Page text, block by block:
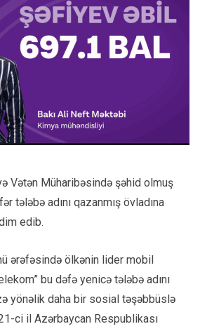
Vətən Müharibəsində şəhid olmuş
tələbə adını qazanmış övladına
edib.
ərəfəsində ölkənin lider mobil
bu dəfə yenicə tələbə adını
yönəlik daha bir sosial təşəbbüslə
ci il Azərbaycan Respublikası